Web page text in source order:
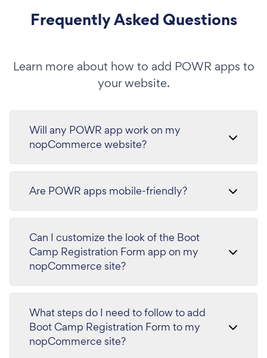
Frequently Asked Questions
Learn more about how to add POWR apps to
your website.
Will any POWR app work on my
nopCommerce website?
Are POWR apps mobile-friendly?
Can I customize the look of the Boot
Camp Registration Form app on my
nopCommerce site?
What steps do I need to follow to add
Boot Camp Registration Form to my
nopCommerce site?